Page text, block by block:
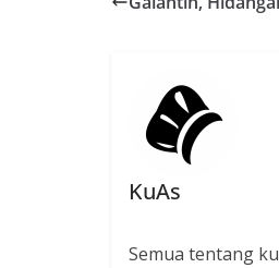
k
KuAs
Semua tentang